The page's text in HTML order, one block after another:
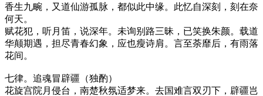
香生九畹，又道仙游孤脉，都似此中缘。此忆自深刻，刻在奈
何天。
赋花犯，听月笛，说深年。未询别路三昧，已笑换朱颜。载道
华颠期遇，担尽青春幻象，应也瘦诗肩。言至荼靡后，有雨落
花间。
七律。追魂冒辟疆（独酌）
花旋宫院月侵台，南楚秋氛适梦来。去国难言双刃下，辟疆岂